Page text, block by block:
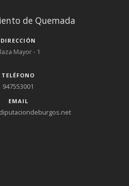
de Quemada
DIRECCIÓN
Mayor - 1
TELÉFONO
947553001
EMAIL